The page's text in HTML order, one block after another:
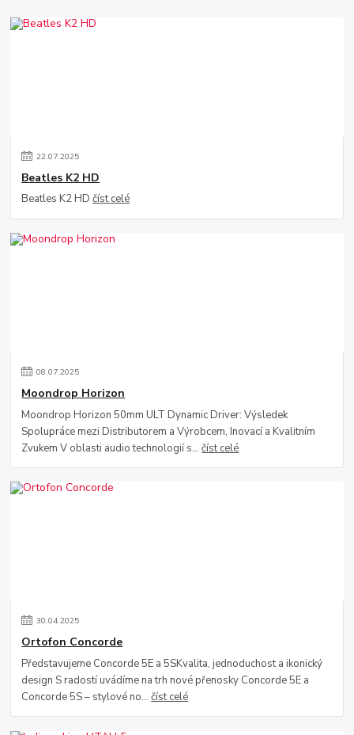
22.07.2025
Beatles K2 HD
Beatles K2 HDčíst celé
08.07.2025
Moondrop Horizon
Moondrop Horizon 50mm ULT Dynamic Driver: Výsledek
Spolupráce mezi Distributorem a Výrobcem, Inovací a Kvalitním
Zvukem V oblasti audio technologií s...číst celé
30.04.2025
Ortofon Concorde
Představujeme Concorde 5E a 5SKvalita, jednoduchost a ikonický
design S radostí uvádíme na trh nové přenosky Concorde 5E a
Concorde 5S – stylové no...číst celé